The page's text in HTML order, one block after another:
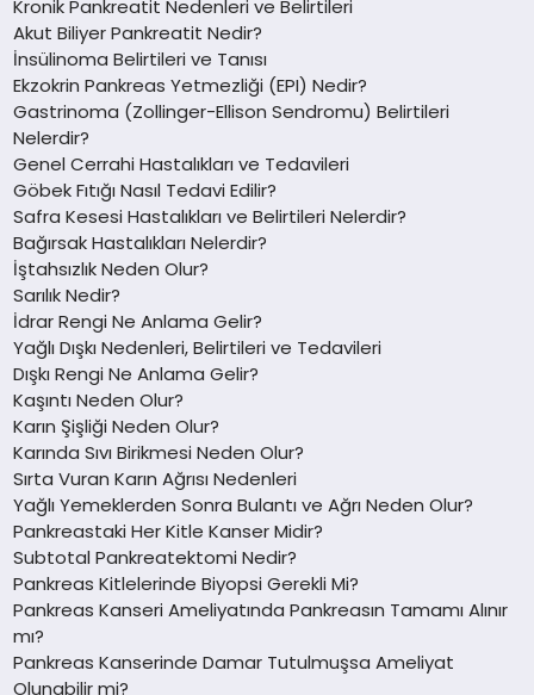
Kronik Pankreatit Nedenleri ve Belirtileri
Akut Biliyer Pankreatit Nedir?
İnsülinoma Belirtileri ve Tanısı
Ekzokrin Pankreas Yetmezliği (EPI) Nedir?
Gastrinoma (Zollinger-Ellison Sendromu) Belirtileri
Nelerdir?
Genel Cerrahi Hastalıkları ve Tedavileri
Göbek Fıtığı Nasıl Tedavi Edilir?
Safra Kesesi Hastalıkları ve Belirtileri Nelerdir?
Bağırsak Hastalıkları Nelerdir?
İştahsızlık Neden Olur?
Sarılık Nedir?
İdrar Rengi Ne Anlama Gelir?
Yağlı Dışkı Nedenleri, Belirtileri ve Tedavileri
Dışkı Rengi Ne Anlama Gelir?
Kaşıntı Neden Olur?
Karın Şişliği Neden Olur?
Karında Sıvı Birikmesi Neden Olur?
Sırta Vuran Karın Ağrısı Nedenleri
Yağlı Yemeklerden Sonra Bulantı ve Ağrı Neden Olur?
Pankreastaki Her Kitle Kanser Midir?
Subtotal Pankreatektomi Nedir?
Pankreas Kitlelerinde Biyopsi Gerekli Mi?
Pankreas Kanseri Ameliyatında Pankreasın Tamamı Alınır
mı?
Pankreas Kanserinde Damar Tutulmuşsa Ameliyat
Olunabilir mi?